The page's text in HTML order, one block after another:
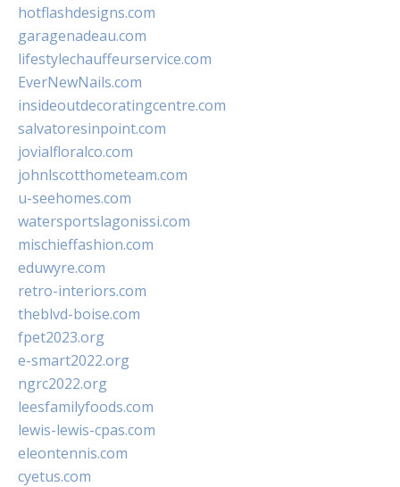
hotflashdesigns.com
garagenadeau.com
lifestylechauffeurservice.com
EverNewNails.com
insideoutdecoratingcentre.com
salvatoresinpoint.com
jovialfloralco.com
johnlscotthometeam.com
u-seehomes.com
watersportslagonissi.com
mischieffashion.com
eduwyre.com
retro-interiors.com
theblvd-boise.com
fpet2023.org
e-smart2022.org
ngrc2022.org
leesfamilyfoods.com
lewis-lewis-cpas.com
eleontennis.com
cyetus.com